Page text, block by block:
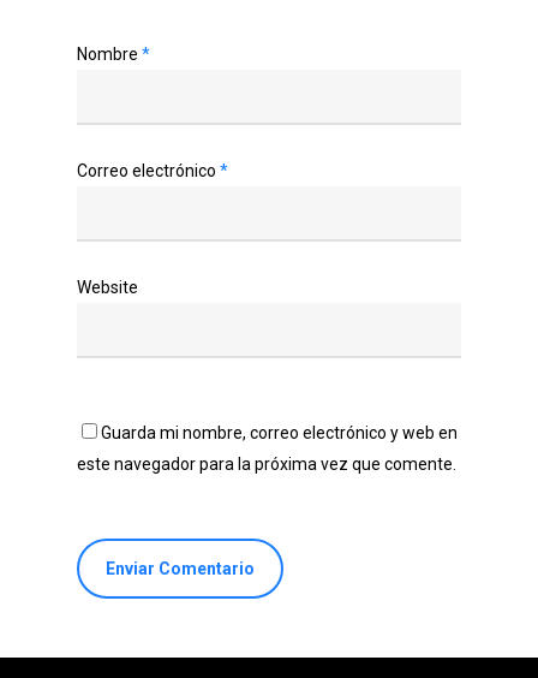
Nombre *
Correo electrónico *
Website
Guarda mi nombre, correo electrónico y web en
este navegador para la próxima vez que comente.